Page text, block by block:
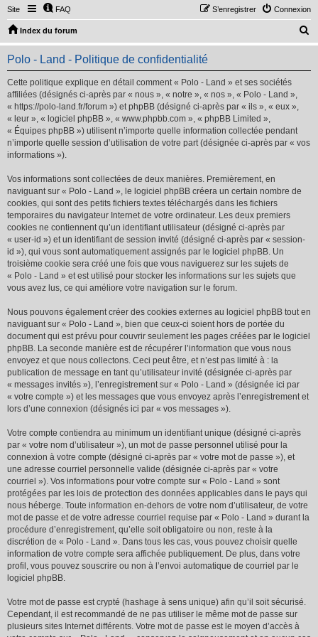
Site FAQ Connexion
S’enregistrer
Index du forum
e
Polo - Land - Politique de confidentialité
Cette politique explique en détail comment « Polo - Land » et ses sociétés
affiliées (désignés ci-après par « nous », « notre », « nos », « Polo - Land »,
« https://polo-land.fr/forum ») et phpBB (désigné ci-après par « ils », « eux »,
« leur », « logiciel phpBB », « www.phpbb.com », « phpBB Limited »,
« Équipes phpBB ») utilisent n’importe quelle information collectée pendant
n’importe quelle session d’utilisation de votre part (désignée ci-après par « vos
informations »).
Vos informations sont collectées de deux manières. Premièrement, en
naviguant sur « Polo - Land », le logiciel phpBB créera un certain nombre de
cookies, qui sont des petits fichiers textes téléchargés dans les fichiers
temporaires du navigateur Internet de votre ordinateur. Les deux premiers
cookies ne contiennent qu’un identifiant utilisateur (désigné ci-après par
« user-id ») et un identifiant de session invité (désigné ci-après par « session-
id »), qui vous sont automatiquement assignés par le logiciel phpBB. Un
troisième cookie sera créé une fois que vous naviguerez sur les sujets de
« Polo - Land » et est utilisé pour stocker les informations sur les sujets que
vous avez lus, ce qui améliore votre navigation sur le forum.
Nous pouvons également créer des cookies externes au logiciel phpBB tout en
naviguant sur « Polo - Land », bien que ceux-ci soient hors de portée du
document qui est prévu pour couvrir seulement les pages créées par le logiciel
phpBB. La seconde manière est de récupérer l’information que vous nous
envoyez et que nous collectons. Ceci peut être, et n’est pas limité à : la
publication de message en tant qu’utilisateur invité (désignée ci-après par
« messages invités »), l’enregistrement sur « Polo - Land » (désignée ici par
« votre compte ») et les messages que vous envoyez après l’enregistrement et
lors d’une connexion (désignés ici par « vos messages »).
Votre compte contiendra au minimum un identifiant unique (désigné ci-après
par « votre nom d’utilisateur »), un mot de passe personnel utilisé pour la
connexion à votre compte (désigné ci-après par « votre mot de passe »), et
une adresse courriel personnelle valide (désignée ci-après par « votre
courriel »). Vos informations pour votre compte sur « Polo - Land » sont
protégées par les lois de protection des données applicables dans le pays qui
nous héberge. Toute information en-dehors de votre nom d’utilisateur, de votre
mot de passe et de votre adresse courriel requise par « Polo - Land » durant la
procédure d’enregistrement, qu’elle soit obligatoire ou non, reste à la
discrétion de « Polo - Land ». Dans tous les cas, vous pouvez choisir quelle
information de votre compte sera affichée publiquement. De plus, dans votre
profil, vous pouvez souscrire ou non à l’envoi automatique de courriel par le
logiciel phpBB.
Votre mot de passe est crypté (hashage à sens unique) afin qu’il soit sécurisé.
Cependant, il est recommandé de ne pas utiliser le même mot de passe sur
plusieurs sites Internet différents. Votre mot de passe est le moyen d’accès à